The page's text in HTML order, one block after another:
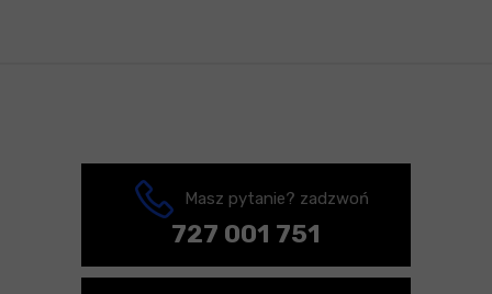
Masz pytanie? zadzwoń
727 001 751